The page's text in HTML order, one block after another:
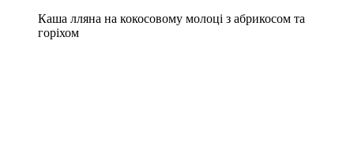
Каша лляна на кокосовому молоці з абрикосом та
горіхом